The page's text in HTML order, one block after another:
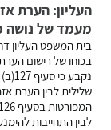
העליון: הערת
מעמד של נושה
בית המשפט העליון
בכוחו של רישום
שלילית לבין הערת
לבין התחייבות